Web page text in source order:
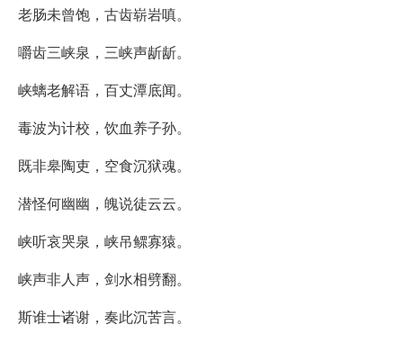
老肠未曾饱，古齿崭岩嗔。
嚼齿三峡泉，三峡声龂龂。
峡螭老解语，百丈潭底闻。
毒波为计校，饮血养子孙。
既非皋陶吏，空食沉狱魂。
潜怪何幽幽，魄说徒云云。
峡听哀哭泉，峡吊鳏寡猿。
峡声非人声，剑水相劈翻。
斯谁士诸谢，奏此沉苦言。